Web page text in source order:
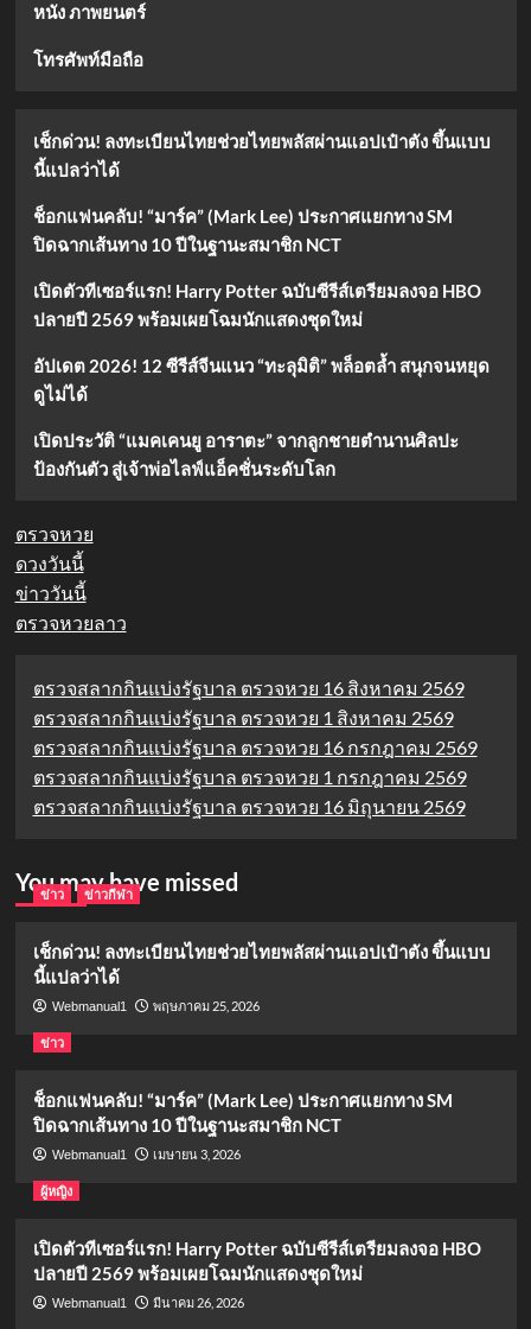
หนัง ภาพยนตร์
โทรศัพท์มือถือ
เช็กด่วน! ลงทะเบียนไทยช่วยไทยพลัสผ่านแอปเป๋าตัง ขึ้นแบบ
นี้แปลว่าได้
ช็อกแฟนคลับ! “มาร์ค” (Mark Lee) ประกาศแยกทาง SM
ปิดฉากเส้นทาง 10 ปีในฐานะสมาชิก NCT
เปิดตัวทีเซอร์แรก! Harry Potter ฉบับซีรีส์เตรียมลงจอ HBO
ปลายปี 2569 พร้อมเผยโฉมนักแสดงชุดใหม่
อัปเดต 2026! 12 ซีรีส์จีนแนว “ทะลุมิติ” พล็อตล้ำ สนุกจนหยุด
ดูไม่ได้
เปิดประวัติ “แมคเคนยู อาราตะ” จากลูกชายตำนานศิลปะ
ป้องกันตัว สู่เจ้าพ่อไลฟ์แอ็คชั่นระดับโลก
ตรวจหวย
ดวงวันนี้
ข่าววันนี้
ตรวจหวยลาว
ตรวจสลากกินแบ่งรัฐบาล ตรวจหวย 16 สิงหาคม 2569
ตรวจสลากกินแบ่งรัฐบาล ตรวจหวย 1 สิงหาคม 2569
ตรวจสลากกินแบ่งรัฐบาล ตรวจหวย 16 กรกฎาคม 2569
ตรวจสลากกินแบ่งรัฐบาล ตรวจหวย 1 กรกฎาคม 2569
ตรวจสลากกินแบ่งรัฐบาล ตรวจหวย 16 มิถุนายน 2569
You may have missed
ข่าว ข่าวกีฬา
เช็กด่วน! ลงทะเบียนไทยช่วยไทยพลัสผ่านแอปเป๋าตัง ขึ้นแบบ
นี้แปลว่าได้
Webmanual1 พฤษภาคม 25, 2026
ข่าว
ช็อกแฟนคลับ! “มาร์ค” (Mark Lee) ประกาศแยกทาง SM
ปิดฉากเส้นทาง 10 ปีในฐานะสมาชิก NCT
Webmanual1 เมษายน 3, 2026
ผู้หญิง
เปิดตัวทีเซอร์แรก! Harry Potter ฉบับซีรีส์เตรียมลงจอ HBO
ปลายปี 2569 พร้อมเผยโฉมนักแสดงชุดใหม่
Webmanual1 มีนาคม 26, 2026